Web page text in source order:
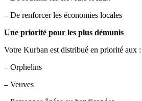
– De renforcer les économies locales
Une priorité pour les plus démunis
Votre Kurban est distribué en priorité aux :
– Orphelins
– Veuves